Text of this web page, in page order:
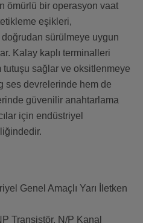
ömürlü bir operasyon vaat
eşikleri,
doğrudan sürülmeye uygun
Kalay kaplı terminalleri
sağlar ve oksitlenmeye
ses devrelerinde hem de
güvenilir anahtarlama
için endüstriyel
Genel Amaçlı Yarı İletken
Transistör, N/P Kanal